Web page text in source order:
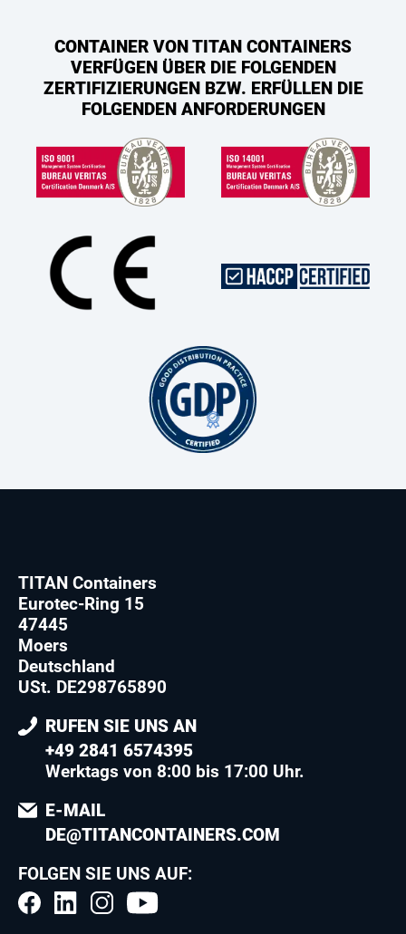
CONTAINER VON TITAN CONTAINERS
VERFÜGEN ÜBER DIE FOLGENDEN
ZERTIFIZIERUNGEN BZW. ERFÜLLEN DIE
FOLGENDEN ANFORDERUNGEN
TITAN Containers
Eurotec-Ring 15
47445
Moers
Deutschland
USt. DE298765890
RUFEN SIE UNS AN
+49 2841 6574395
Werktags von 8:00 bis 17:00 Uhr.
E-MAIL
DE@TITANCONTAINERS.COM
FOLGEN SIE UNS AUF: